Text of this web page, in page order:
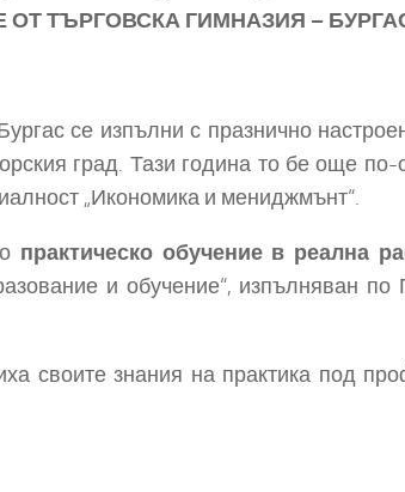
ТЪРГОВСКА ГИМНАЗИЯ –
се изпълни с празнично
град. Тази година то бе още
„Икономика и мениджмънт“.
практическо обучение в реална
и обучение“, изпълняван
знания на практика под